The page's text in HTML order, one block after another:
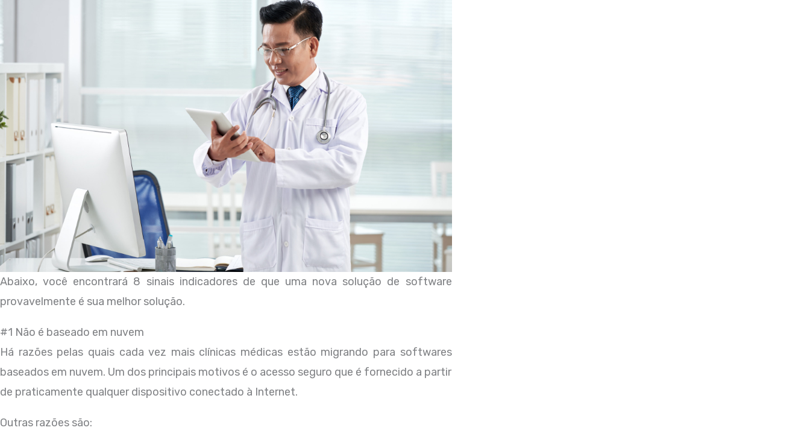
Abaixo, você encontrará 8 sinais indicadores de que uma nova solução de software
provavelmente é sua melhor solução.
#1 Não é baseado em nuvem
Há razões pelas quais cada vez mais clínicas médicas estão migrando para softwares
baseados em nuvem. Um dos principais motivos é o acesso seguro que é fornecido a partir
de praticamente qualquer dispositivo conectado à Internet.
Outras razões são: